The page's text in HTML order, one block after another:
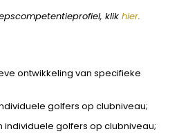
klik hier.
ontwikkeling van specifieke
golfers op clubniveau;
individuele golfers op clubniveau;